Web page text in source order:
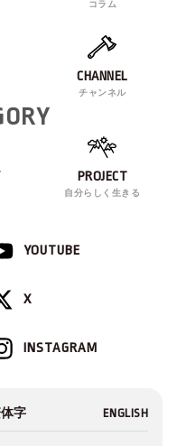
コラム
CHANNEL
チャンネル
PROJECT
自分らしく生きる
YOUTUBE
X
INSTAGRAM